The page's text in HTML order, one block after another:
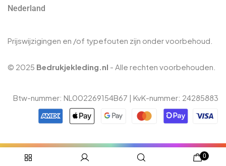
Nederland
Prijswijzigingen en /of typefouten zijn onder voorbehoud.
© 2025 Bedrukjekleding.nl - Alle rechten voorbehouden.
Btw-nummer: NL002269154B67 | KvK-nummer: 24285883
0